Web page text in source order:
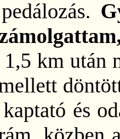
1,5 km után
és